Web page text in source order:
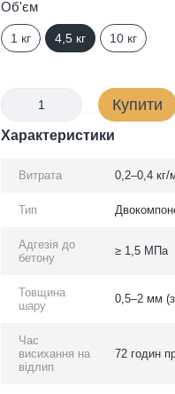
Об'єм
1 кг 4,5 кг 10 кг
Купити
Характеристики
Витрата 0,2–0,4 кг/
Тип
Адгезія до
бетону
≥ 1,5 МПа
Товщина
шару
0,5–2 мм
Час
висихання на
відлип
72 годин